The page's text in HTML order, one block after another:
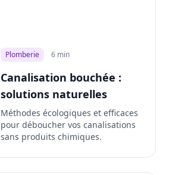
Plomberie 6 min
Canalisation bouchée :
solutions naturelles
Méthodes écologiques et efficaces
pour déboucher vos canalisations
sans produits chimiques.